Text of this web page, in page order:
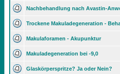
Nachbehandlung nach Avastin-
Trockene Makuladegeneration -
Makulaforamen - Akupunktur
Makuladegeneration bei -9,0
Glaskörperspritze? Ja oder Nein?